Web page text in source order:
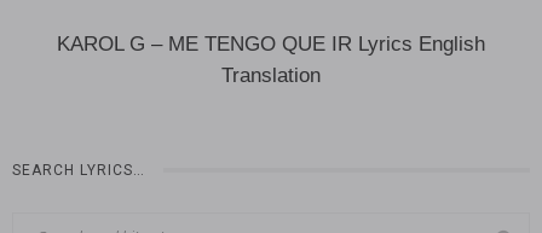
KAROL G – ME TENGO QUE IR Lyrics English
Translation
SEARCH LYRICS…